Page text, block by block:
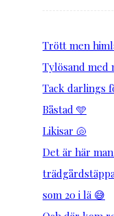
Trött men
Tylösand med
Tack darlings
Båstad 🩵
Likisar 🐚
Det är här
som 20 i lä 😅